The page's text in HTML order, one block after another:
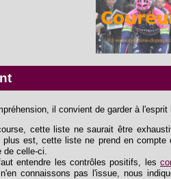
il convient de garder à
cette liste ne saurait être
plus est, cette liste ne prend en
de celle-ci.
entendre les contrôles positifs, les
n'en connaissons pas l'issue, nous